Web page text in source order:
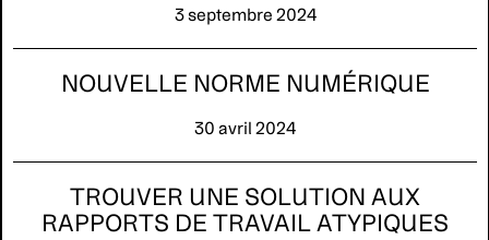
3 septembre 2024
NOUVELLE NORME NUMÉRIQUE
30 avril 2024
TROUVER UNE SOLUTION AUX
RAPPORTS DE TRAVAIL ATYPIQUES